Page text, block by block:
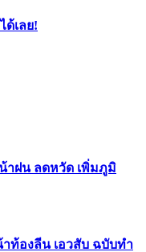
ด้เลย!
าฝน ลดหวัด เพิ่มภูมิ
ท้องลีน เอวสับ ฉบับทำ